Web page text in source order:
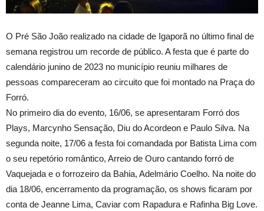
O Pré São João realizado na cidade de Igaporã no último final de
semana registrou um recorde de público. A festa que é parte do
calendário junino de 2023 no município reuniu milhares de
pessoas compareceram ao circuito que foi montado na Praça do
Forró.
No primeiro dia do evento, 16/06, se apresentaram Forró dos
Plays, Marcynho Sensação, Diu do Acordeon e Paulo Silva. Na
segunda noite, 17/06 a festa foi comandada por Batista Lima com
o seu repetório romântico, Arreio de Ouro cantando forró de
Vaquejada e o forrozeiro da Bahia, Adelmário Coelho. Na noite do
dia 18/06, encerramento da programação, os shows ficaram por
conta de Jeanne Lima, Caviar com Rapadura e Rafinha Big Love.